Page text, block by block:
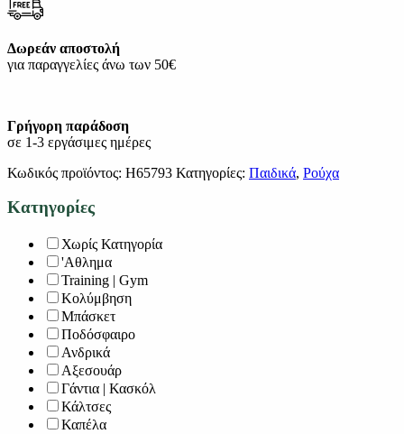
Δωρεάν αποστολή
για παραγγελίες άνω των 50€
Γρήγορη παράδοση
σε 1-3 εργάσιμες ημέρες
Κωδικός προϊόντος: H65793 Κατηγορίες: Παιδικά, Ρούχα
Κατηγορίες
Χωρίς Κατηγορία
'Αθλημα
Training | Gym
Κολύμβηση
Μπάσκετ
Ποδόσφαιρο
Ανδρικά
Αξεσουάρ
Γάντια | Κασκόλ
Κάλτσες
Καπέλα